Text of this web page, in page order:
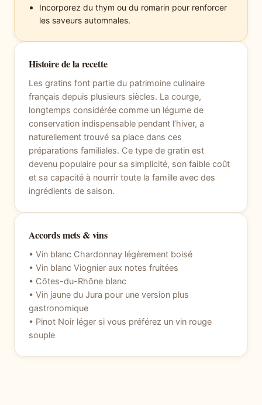
Incorporez du thym ou du romarin pour renforcer
les saveurs automnales.
Histoire de la recette
Les gratins font partie du patrimoine culinaire
français depuis plusieurs siècles. La courge,
longtemps considérée comme un légume de
conservation indispensable pendant l’hiver, a
naturellement trouvé sa place dans ces
préparations familiales. Ce type de gratin est
devenu populaire pour sa simplicité, son faible coût
et sa capacité à nourrir toute la famille avec des
ingrédients de saison.
Accords mets & vins
• Vin blanc Chardonnay légèrement boisé
• Vin blanc Viognier aux notes fruitées
• Côtes-du-Rhône blanc
• Vin jaune du Jura pour une version plus
gastronomique
• Pinot Noir léger si vous préférez un vin rouge
souple